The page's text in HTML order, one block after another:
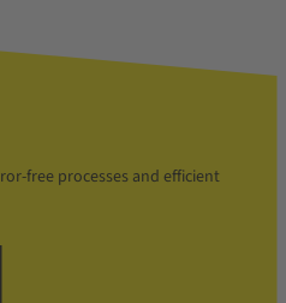
free processes and efficient